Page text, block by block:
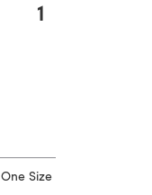
1
One Size